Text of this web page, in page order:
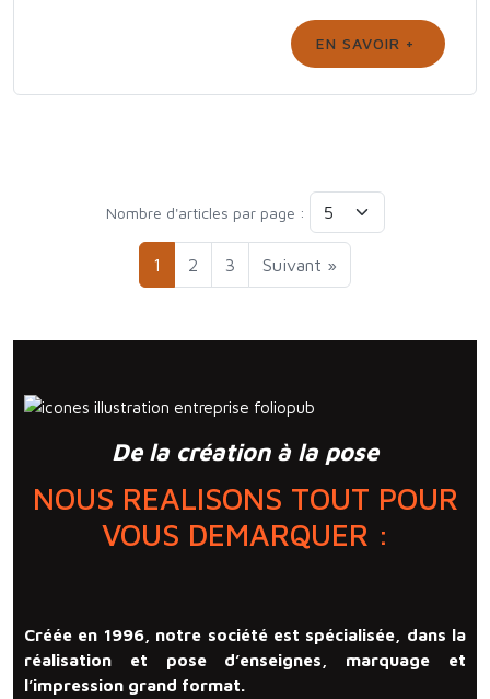
EN SAVOIR +
Nombre d'articles par page :
1 2 3 Suivant »
De la création à la pose
NOUS REALISONS TOUT POUR
VOUS DEMARQUER :
Créée en 1996, notre société est spécialisée, dans la
réalisation et pose d’enseignes, marquage et
l’impression grand format.